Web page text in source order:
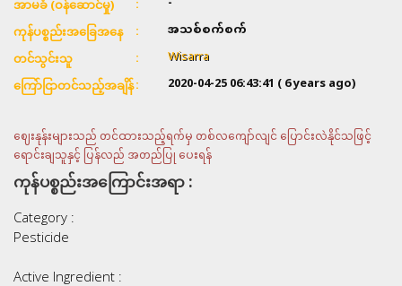
အာမခံ (ဝန်ဆောင်မှု)
ကုန်ပစ္စည်းအခြေအနေ အသစ်စက်စက်
တင်သွင်းသူ Wisarra
ကြော်ငြာတင်သည့်အချိန် 2020-04-25 06:43:41 ( 6 years ago)
ဈေးနုန်းများသည် တင်ထားသည့်ရက်မှ တစ်လကျော်လျင် ပြောင်းလဲနိုင်သဖြင့်
ရောင်းချသူနှင့် ပြန်လည် အတည်ပြု ပေးရန်
ကုန်ပစ္စည်းအကြောင်းအရာ :
Category :
Pesticide
Active Ingredient :